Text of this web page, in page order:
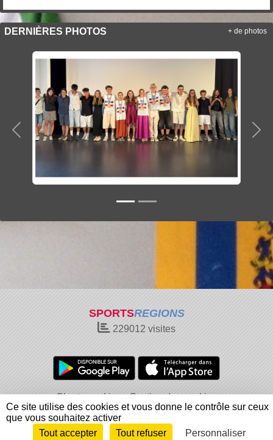
DERNIÈRES PHOTOS
Précedent
+ de photos
SPORTSREGIONS
229012 visites
Charte cookies
Gestion des cookies
Informations légales
Signaler un contenu inapproprié
Envie de participer ? Connexion
Ce site utilise des cookies et vous donne le contrôle sur ceux
que vous souhaitez activer
Tout accepter
Tout refuser Personnaliser